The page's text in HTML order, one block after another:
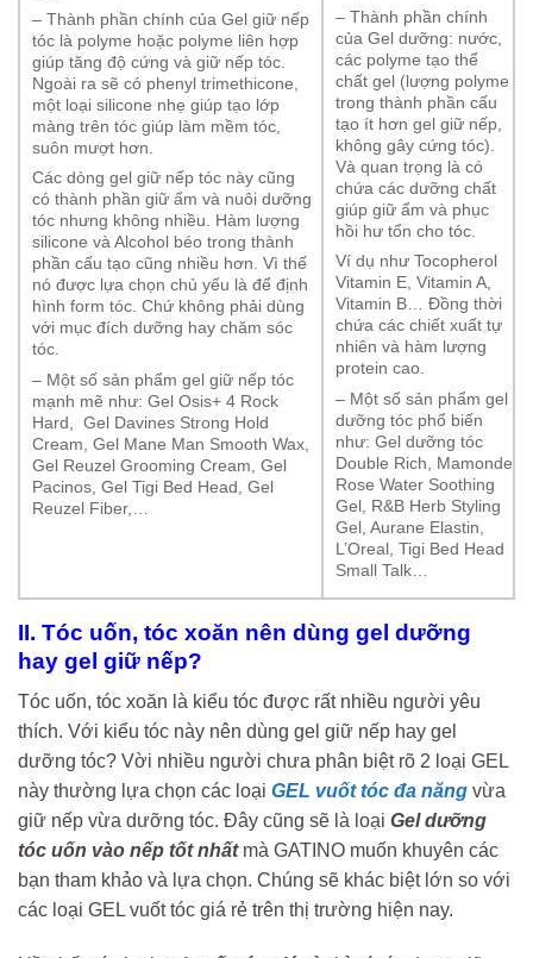
– Thành phần chính của Gel giữ nếp
tóc là polyme hoặc polyme liên hợp
giúp tăng độ cứng và giữ nếp tóc.
Ngoài ra sẽ có phenyl trimethicone,
một loại silicone nhẹ giúp tạo lớp
màng trên tóc giúp làm mềm tóc,
suôn mượt hơn.
Các dòng gel giữ nếp tóc này cũng
có thành phần giữ ẩm và nuôi dưỡng
tóc nhưng không nhiều. Hàm lượng
silicone và Alcohol béo trong thành
phần cấu tạo cũng nhiều hơn. Vì thế
nó được lựa chọn chủ yếu là để định
hình form tóc. Chứ không phải dùng
với mục đích dưỡng hay chăm sóc
tóc.
– Một số sản phẩm gel giữ nếp tóc
mạnh mẽ như: Gel Osis+ 4 Rock
Hard, Gel Davines Strong Hold
Cream, Gel Mane Man Smooth Wax,
Gel Reuzel Grooming Cream, Gel
Pacinos, Gel Tigi Bed Head, Gel
Reuzel Fiber,…
– Thành phần chính
của Gel dưỡng: nước,
các polyme tạo thể
chất gel (lượng polyme
trong thành phần cấu
tạo ít hơn gel giữ nếp,
không gây cứng tóc).
Và quan trọng là có
chứa các dưỡng chất
giúp giữ ẩm và phục
hồi hư tổn cho tóc.
Ví dụ như Tocopherol
Vitamin E, Vitamin A,
Vitamin B… Đồng thời
chứa các chiết xuất tự
nhiên và hàm lượng
protein cao.
– Một số sản phẩm gel
dưỡng tóc phổ biến
như: Gel dưỡng tóc
Double Rich, Mamonde
Rose Water Soothing
Gel, R&B Herb Styling
Gel, Aurane Elastin,
L’Oreal, Tigi Bed Head
Small Talk…
II. Tóc uốn, tóc xoăn nên dùng gel dưỡng
hay gel giữ nếp?
Tóc uốn, tóc xoăn là kiểu tóc được rất nhiều người yêu
thích. Với kiểu tóc này nên dùng gel giữ nếp hay gel
dưỡng tóc? Vời nhiều người chưa phân biệt rõ 2 loại GEL
này thường lựa chọn các loại GEL vuốt tóc đa năng vừa
giữ nếp vừa dưỡng tóc. Đây cũng sẽ là loại Gel dưỡng
tóc uốn vào nếp tốt nhấtmà GATINO muốn khuyên các
bạn tham khảo và lựa chọn. Chúng sẽ khác biệt lớn so với
các loại GEL vuốt tóc giá rẻ trên thị trường hiện nay.